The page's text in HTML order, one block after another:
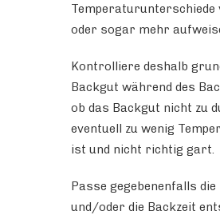
Temperaturunterschiede
oder sogar mehr
Kontrolliere deshalb
Backgut während des
ob das Backgut nicht zu
eventuell zu wenig
ist und nicht richtig gart.
Passe gegebenenfalls
und/oder die Backzeit